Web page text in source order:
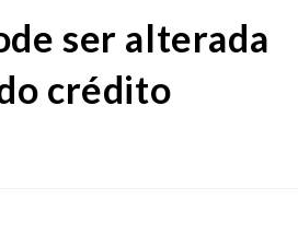
ser alterada
crédito